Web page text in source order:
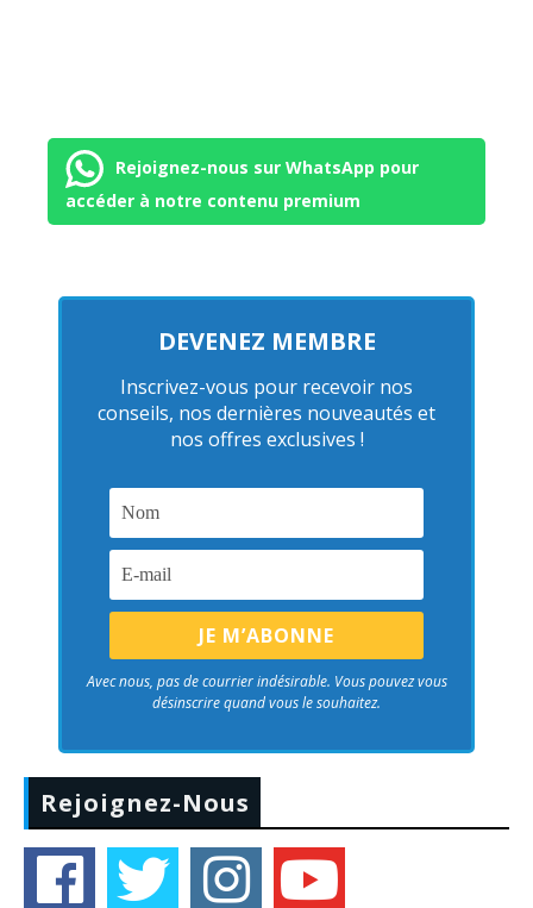
Rejoignez-nous sur WhatsApp pour
accéder à notre contenu premium
DEVENEZ MEMBRE
Inscrivez-vous pour recevoir nos
conseils, nos dernières nouveautés et
nos offres exclusives !
Avec nous, pas de courrier indésirable. Vous pouvez vous
désinscrire quand vous le souhaitez.
Rejoignez-Nous